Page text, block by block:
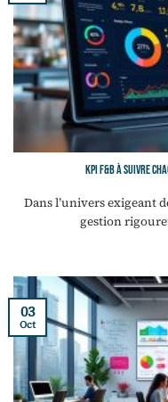
KPI F&B à suivre
Dans l’univers exigeant
gestion
03
Oct